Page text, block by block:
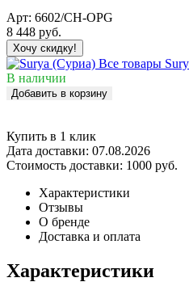
Арт: 6602/CH-OPG
8 448 руб.
Хочу скидку!
Все товары
В наличии
Добавить в корзину
Купить в 1 клик
Дата доставки: 07.08.2026
Стоимость доставки: 1000 руб.
Характеристики
Отзывы
О бренде
Доставка и оплата
Характеристики